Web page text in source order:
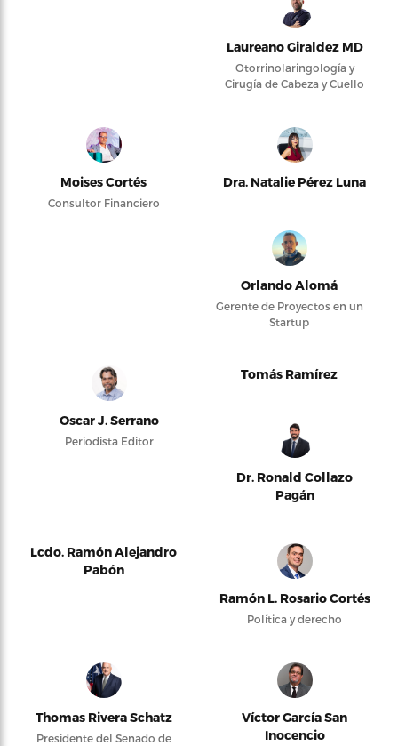
Laureano Giraldez MD
Otorrinolaringología y
Cirugía de Cabeza y Cuello
Moises Cortés
Consultor Financiero
Dra. Natalie Pérez Luna
Orlando Alomá
Gerente de Proyectos en un
Startup
Oscar J. Serrano
Periodista Editor
Tomás Ramírez
Dr. Ronald Collazo
Pagán
Lcdo. Ramón Alejandro
Pabón
Ramón L. Rosario Cortés
Política y derecho
Thomas Rivera Schatz
Presidente del Senado de
Víctor García San
Inocencio